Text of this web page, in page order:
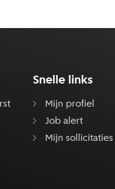
Snelle links
Mijn profiel
Job alert
Mijn sollicitaties